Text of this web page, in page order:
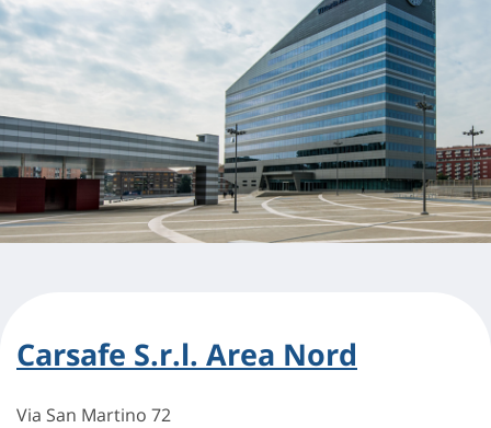
Carsafe S.r.l. Area Nord
Via San Martino 72